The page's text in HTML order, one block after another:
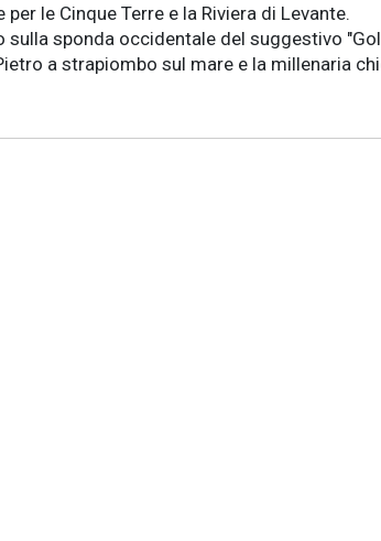
le Cinque Terre e la Riviera di Levante.
sponda occidentale del suggestivo
a strapiombo sul mare e la millenaria